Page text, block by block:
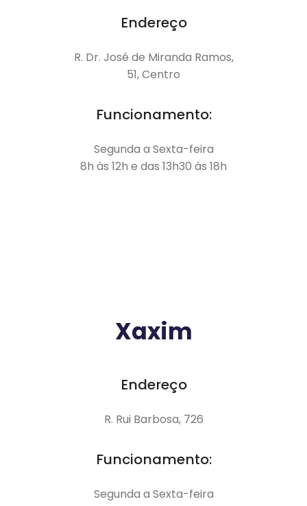
Endereço
R. Dr. José de Miranda Ramos,
51, Centro
Funcionamento:
Segunda a Sexta-feira
8h às 12h e das 13h30 às 18h
Xaxim
Endereço
R. Rui Barbosa, 726
Funcionamento:
Segunda a Sexta-feira